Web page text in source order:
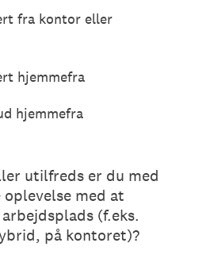
fra kontor eller
hjemmefra
hjemmefra
utilfreds er du med
med at
(f.eks.
på kontoret)?